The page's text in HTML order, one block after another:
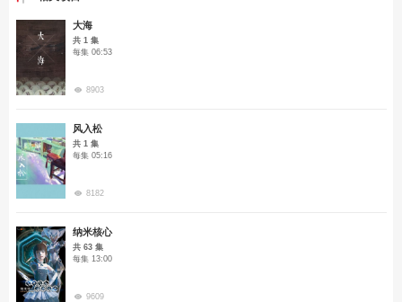
大海
共 1 集
每集 06:53
8903
风入松
共 1 集
每集 05:16
8182
纳米核心
共 63 集
每集 13:00
9609